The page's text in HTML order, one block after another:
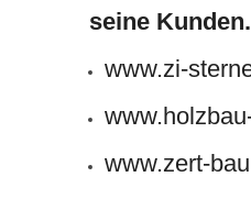
seine Kunden.
www.zi-
www.zert-